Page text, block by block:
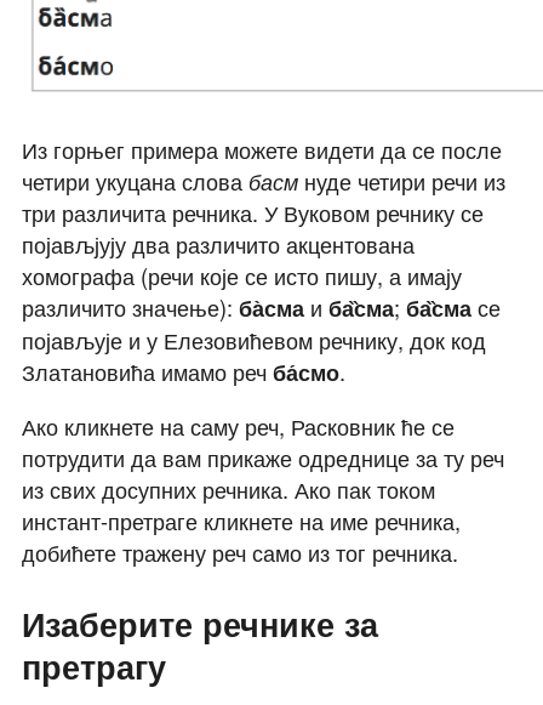
Из горњег примера можете видети да се после
четири укуцана слова басм нуде четири речи из
три различита речника. У Вуковом речнику се
појављјују два различито акцентована
хомографа (речи које се исто пишу, а имају
различито значење):ба̀сма иба̏сма;ба̏смасе
појављује и у Елезовићевом речнику, док код
Златановића имамо речба́смо.
Ако кликнете на саму реч, Расковник ће се
потрудити да вам прикаже одреднице за ту реч
из свих досупних речника. Ако пак током
инстант-претраге кликнете на име речника,
добићете тражену реч само из тог речника.
Изаберите речнике за
претрагу